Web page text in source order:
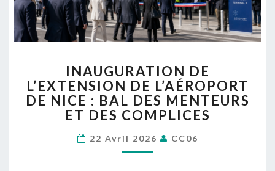
DE
L’EXTENSION
DE
L’AÉROPORT
NICE :
BAL
INAUGURATION DE
L’EXTENSION DE L’AÉROPORT
DE NICE : BAL DES MENTEURS
ET DES COMPLICES
22 Avril 2026 CC06